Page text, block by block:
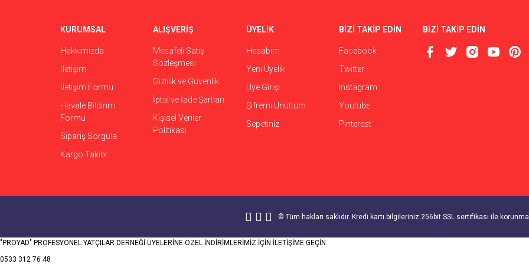
KURUMSAL
Hakkımızda
İletişim
İletişim Formu
Havale Bildirim
Formu
Sipariş Sorgula
Kargo Takibi
ALIŞVERİŞ
Mesafeli Satış
Sözleşmesi
Gizlilik ve Güvenlik
İptal ve İade Şartları
Kişisel Veriler
Politikası
ÜYELİK
Hesabım
Yeni Üyelik
Üye Girişi
Şifremi Unuttum
Sepetiniz
BİZİ TAKİP EDİN
Facebook
Twitter
Instagram
Youtube
Pinterest
BİZİ TAKİP EDİN
© Tüm hakları saklıdır. Kredi kartı bilgileriniz 256bit SSL sertifikası ile
"PROYAD" PROFESYONEL YATÇILAR DERNEĞİ ÜYELERİNE ÖZEL İNDİRİMLERİMİZ İÇİN İLETİŞİME GEÇİN.
0533 312 76 48